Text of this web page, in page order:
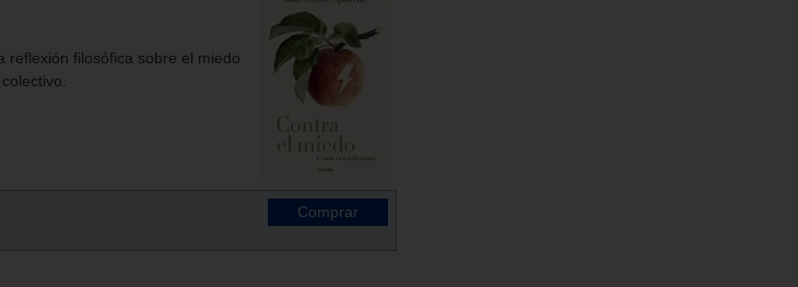
reflexión filosófica sobre el miedo